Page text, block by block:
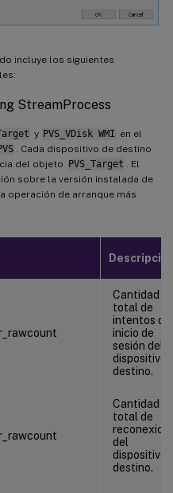
incluye los siguientes
StreamProcess
y PVS_VDisk WMI en el
. Cada dispositivo de destino
del objeto
PVS_Target . El
sobre la versión instalada de
operación de arranque más
Cantidad
total de
intentos de
inicio de
sesión del
dispositivo
destino.
Cantidad
total de
del
dispositivo
destino.